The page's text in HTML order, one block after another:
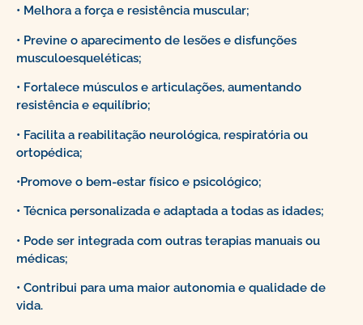
• Melhora a força e resistência muscular;
• Previne o aparecimento de lesões e disfunções
musculoesqueléticas;
• Fortalece músculos e articulações, aumentando
resistência e equilíbrio;
• Facilita a reabilitação neurológica, respiratória ou
ortopédica;
•Promove o bem-estar físico e psicológico;
• Técnica personalizada e adaptada a todas as idades;
• Pode ser integrada com outras terapias manuais ou
médicas;
• Contribui para uma maior autonomia e qualidade de
vida.